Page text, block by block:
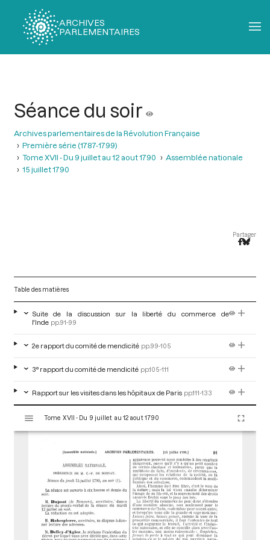
ARCHIVES
PARLEMENTAIRES
Séance du soir
Archives parlementaires de la Révolution Française
Première série (1787-1799)
Tome XVII - Du 9 juillet au 12 aout 1790
Assemblée nationale
15 juillet 1790
Partager
Table des matières
Suite de la discussion sur la liberté du commerce de
l'Inde pp.91-99
2e rapport du comité de mendicité pp.99-105
3° rapport du comité de mendicité pp.105-111
Rapport sur les visites dans les hôpitaux de Paris pp.111-133
s
Tome XVII - Du 9 juillet au 12 aout 1790